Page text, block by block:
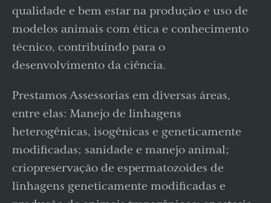
qualidade e bem estar na produção e uso de
modelos animais com ética e conhecimento
técnico, contribuindo para o
desenvolvimento da ciência.
Prestamos Assessorias em diversas áreas,
entre elas: Manejo de linhagens
heterogênicas, isogênicas e geneticamente
modificadas; sanidade e manejo animal;
criopreservação de espermatozoides de
linhagens geneticamente modificadas e